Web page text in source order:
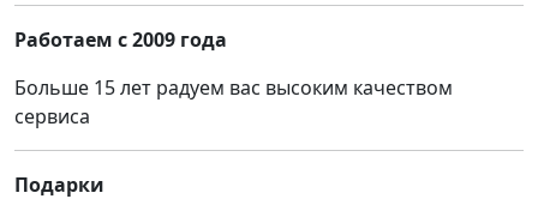
Работаем с 2009 года
Больше 15 лет радуем вас высоким качеством
сервиса
Подарки